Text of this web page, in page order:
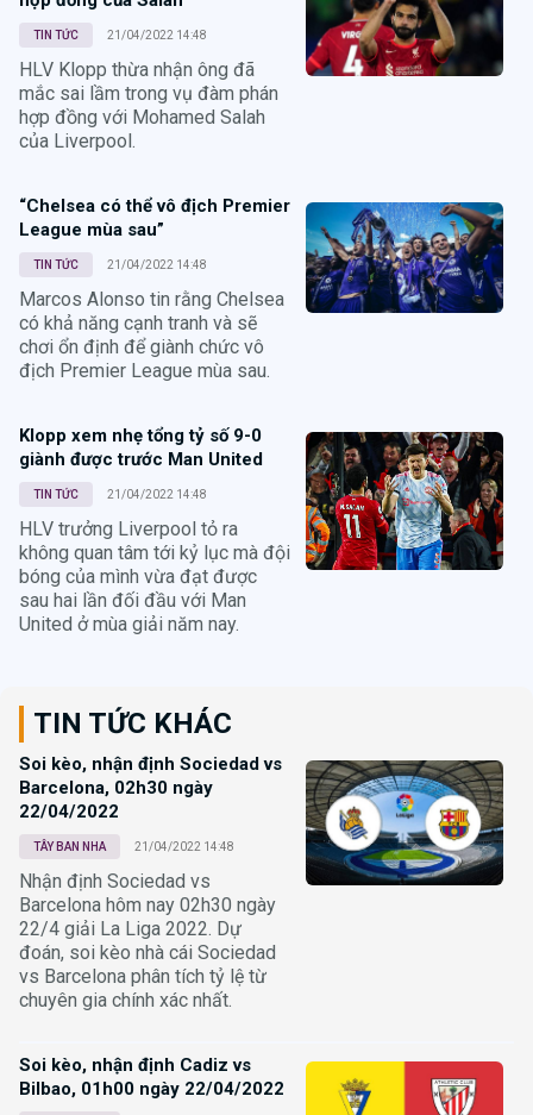
TIN TỨC 21/04/2022 14:48
HLV Klopp thừa nhận ông đã
mắc sai lầm trong vụ đàm phán
hợp đồng với Mohamed Salah
của Liverpool.
“Chelsea có thể vô địch Premier
League mùa sau”
TIN TỨC 21/04/2022 14:48
Marcos Alonso tin rằng Chelsea
có khả năng cạnh tranh và sẽ
chơi ổn định để giành chức vô
địch Premier League mùa sau.
Klopp xem nhẹ tổng tỷ số 9-0
giành được trước Man United
TIN TỨC 21/04/2022 14:48
HLV trưởng Liverpool tỏ ra
không quan tâm tới kỷ lục mà đội
bóng của mình vừa đạt được
sau hai lần đối đầu với Man
United ở mùa giải năm nay.
TIN TỨC KHÁC
Soi kèo, nhận định Sociedad vs
Barcelona, 02h30 ngày
22/04/2022
TÂY BAN NHA 21/04/2022 14:48
Nhận định Sociedad vs
Barcelona hôm nay 02h30 ngày
22/4 giải La Liga 2022. Dự
đoán, soi kèo nhà cái Sociedad
vs Barcelona phân tích tỷ lệ từ
chuyên gia chính xác nhất.
Soi kèo, nhận định Cadiz vs
Bilbao, 01h00 ngày 22/04/2022